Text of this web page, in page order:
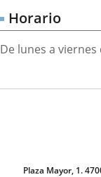
Horario
De lunes a viernes
Plaza Mayor, 1.